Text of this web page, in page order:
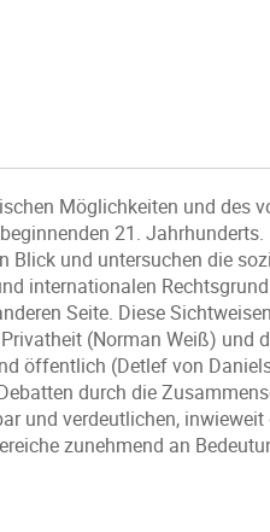
Möglichkeiten und des
21.
Blick und untersuchen die
internationalen
Seite. Diese
(Norman Weiß) und
öffentlich (Detlef von
durch die
und verdeutlichen,
zunehmend an